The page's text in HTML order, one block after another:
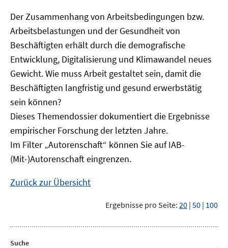
Der Zusammenhang von Arbeitsbedingungen bzw.
Arbeitsbelastungen und der Gesundheit von
Beschäftigten erhält durch die demografische
Entwicklung, Digitalisierung und Klimawandel neues
Gewicht. Wie muss Arbeit gestaltet sein, damit die
Beschäftigten langfristig und gesund erwerbstätig
sein können?
Dieses Themendossier dokumentiert die Ergebnisse
empirischer Forschung der letzten Jahre.
Im Filter „Autorenschaft“ können Sie auf IAB-
(Mit-)Autorenschaft eingrenzen.
Zurück zur Übersicht
Ergebnisse pro Seite: 20 | 50 | 100
Suche